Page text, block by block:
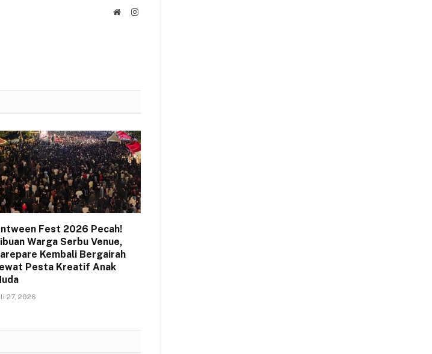
WebsiteInstagram
Fest 2026 Pecah!
Warga Serbu Venue,
Kembali Bergairah
Pesta Kreatif Anak
27, 2026